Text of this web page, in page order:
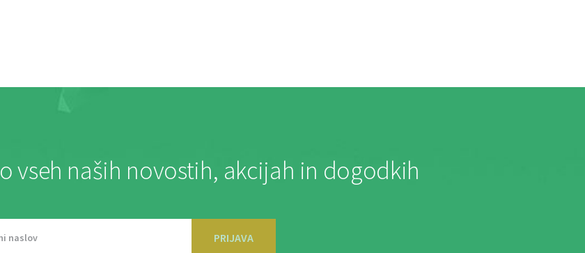
o vseh naših novostih, akcijah in dogodkih
PRIJAVA